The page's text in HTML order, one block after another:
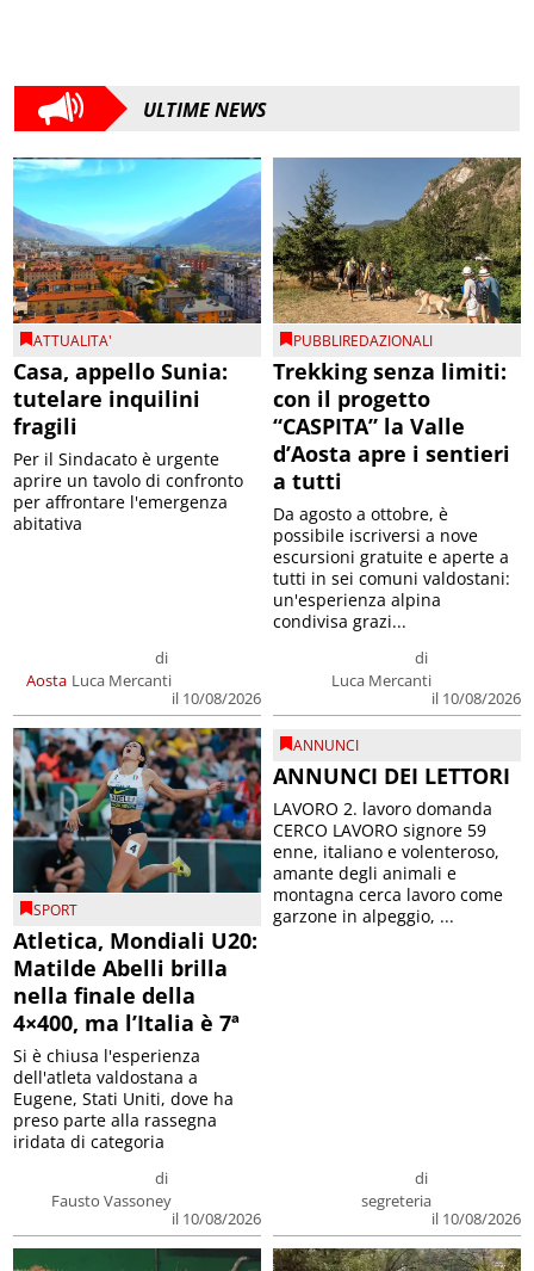
ULTIME NEWS
ATTUALITA'
Casa, appello Sunia:
tutelare inquilini
fragili
Aosta
di
Luca Mercanti
il 10/08/2026
Per il Sindacato è urgente
aprire un tavolo di confronto
per affrontare l'emergenza
abitativa
PUBBLIREDAZIONALI
Trekking senza limiti:
con il progetto
“CASPITA” la Valle
d’Aosta apre i sentieri
a tutti
di
Luca Mercanti
il 10/08/2026
Da agosto a ottobre, è
possibile iscriversi a nove
escursioni gratuite e aperte a
tutti in sei comuni valdostani:
un'esperienza alpina
condivisa grazi...
SPORT
Atletica, Mondiali U20:
Matilde Abelli brilla
nella finale della
4×400, ma l’Italia è 7ª
di
Fausto Vassoney
il 10/08/2026
Si è chiusa l'esperienza
dell'atleta valdostana a
Eugene, Stati Uniti, dove ha
preso parte alla rassegna
iridata di categoria
ANNUNCI
ANNUNCI DEI LETTORI
di
segreteria
il 10/08/2026
LAVORO 2. lavoro domanda
CERCO LAVORO signore 59
enne, italiano e volenteroso,
amante degli animali e
montagna cerca lavoro come
garzone in alpeggio, ...